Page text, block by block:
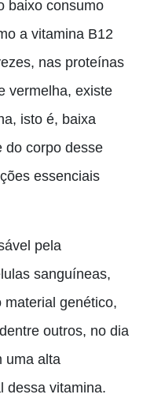
baixo consumo
a vitamina B12
nas proteínas
vermelha, existe
isto é, baixa
do corpo desse
essenciais
pela
sanguíneas,
material genético,
outros, no dia
uma alta
dessa vitamina.